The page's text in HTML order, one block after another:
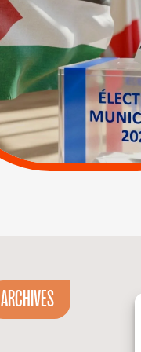
RESPECT DU DROIT
INTERNATIONAL EN
PALESTINE
APPELS | Actus |
Espaces Sans
Apartheid
| Lettres d'interpellation
ARCHIVES